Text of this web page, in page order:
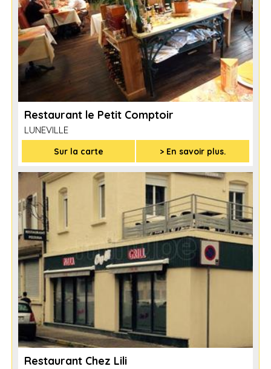
Restaurant le Petit Comptoir
LUNEVILLE
Sur la carte > En savoir plus.
Restaurant Chez Lili